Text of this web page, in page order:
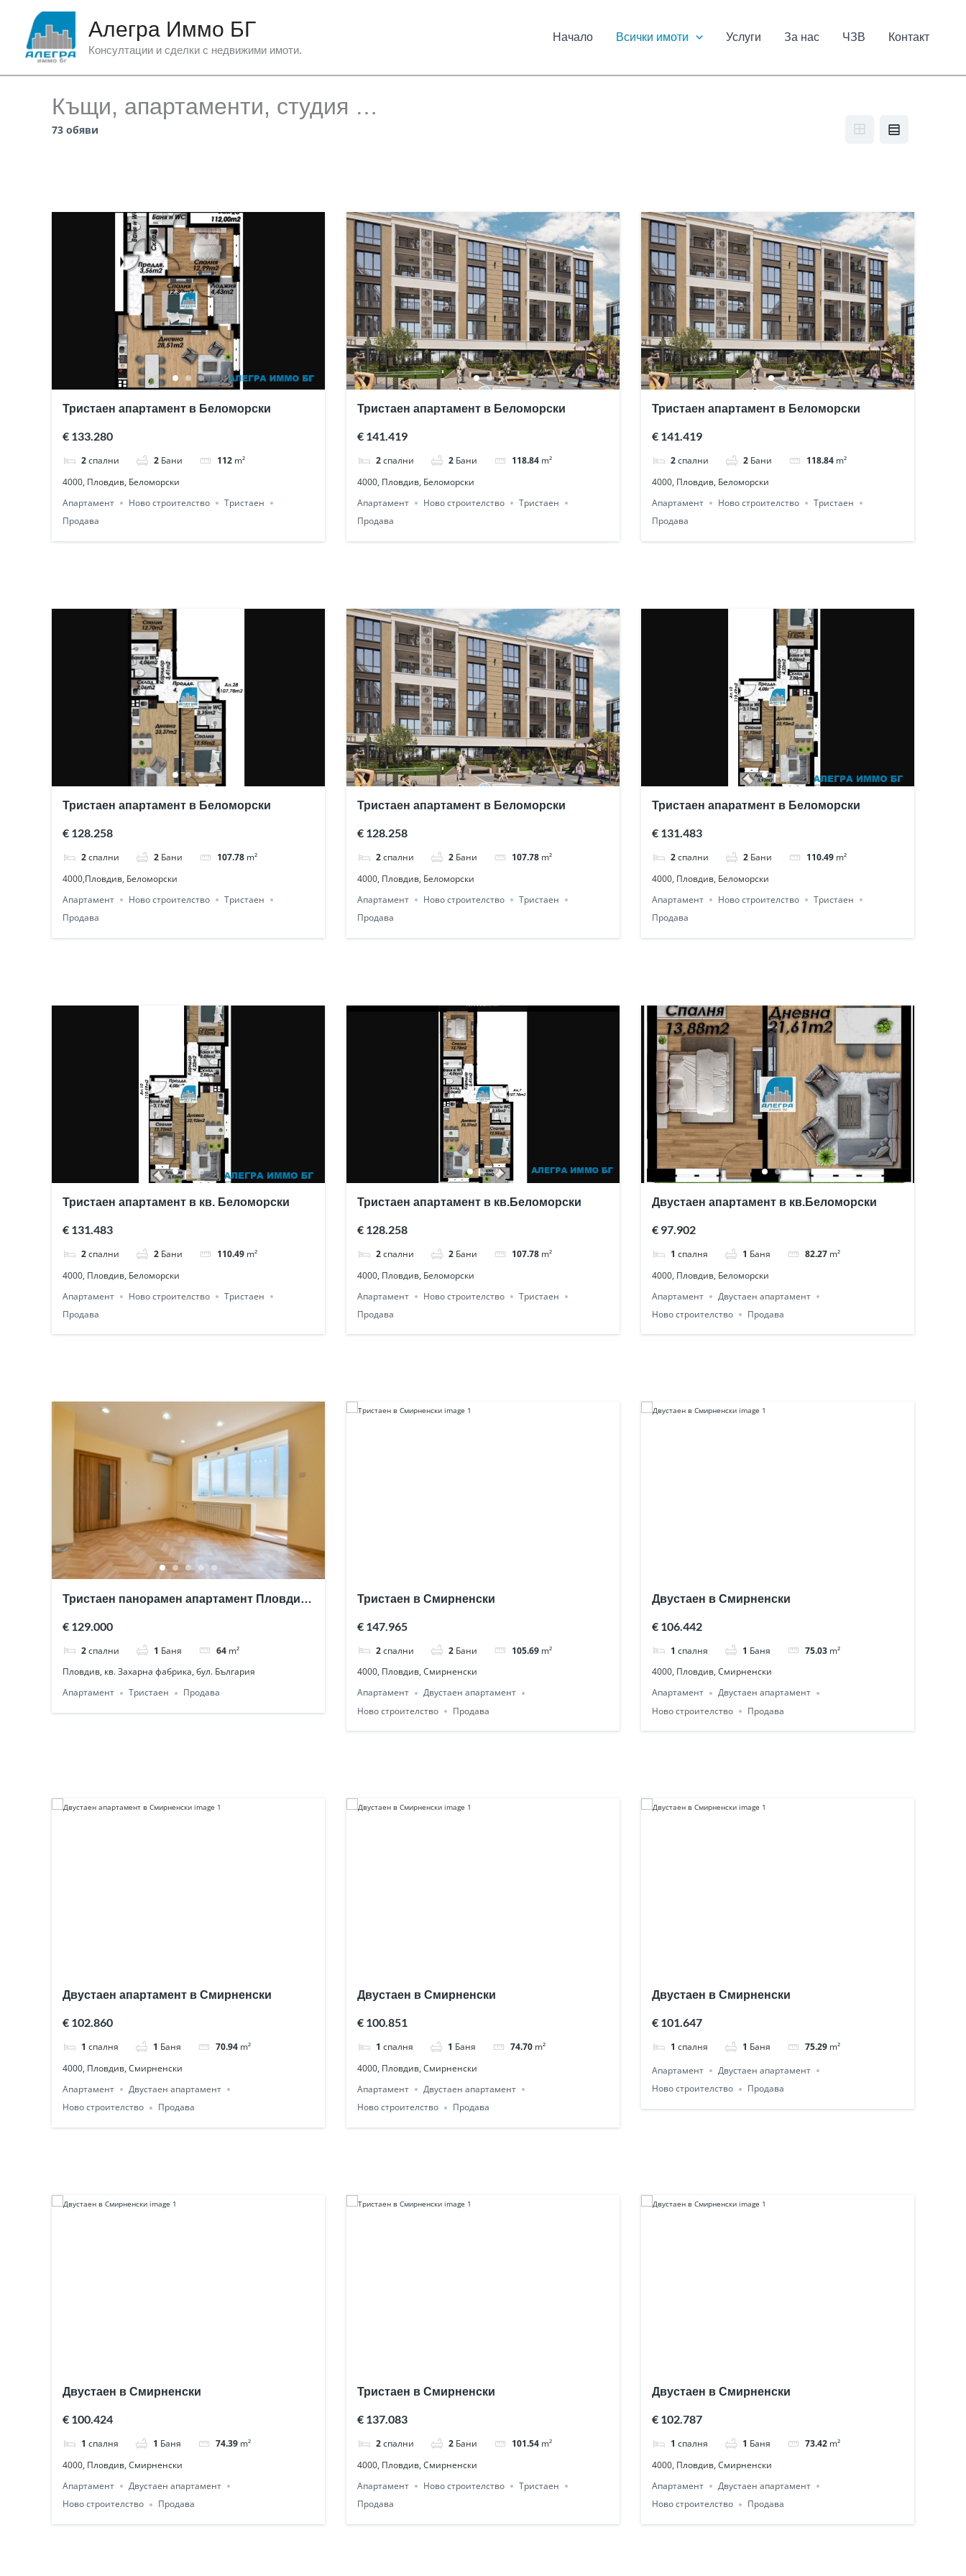
content
Алегра Иммо БГ
Консултации и сделки с недвижими имоти.
Начало Всички имоти Услуги За нас ЧЗВ Контакт
Къщи, апартаменти, студия …
73 обяви
Тристаен апартамент в Беломорски
€ 133.280
2спални 2 Бани 112 m²
4000, Пловдив, Беломорски
Апартамент
Ново строителство
Тристаен
Продава
Тристаен апартамент в Беломорски
€ 141.419
2спални 2 Бани 118.84 m²
4000, Пловдив, Беломорски
Апартамент
Ново строителство
Тристаен
Продава
Тристаен апартамент в Беломорски
€ 141.419
2спални 2 Бани 118.84 m²
4000, Пловдив, Беломорски
Апартамент
Ново строителство
Тристаен
Продава
Тристаен апартамент в Беломорски
€ 128.258
2спални 2 Бани 107.78 m²
4000,Пловдив, Беломорски
Апартамент
Ново строителство
Тристаен
Продава
Тристаен апартамент в Беломорски
€ 128.258
2спални 2 Бани 107.78 m²
4000, Пловдив, Беломорски
Апартамент
Ново строителство
Тристаен
Продава
Тристаен апаратмент в Беломорски
€ 131.483
2спални 2 Бани 110.49 m²
4000, Пловдив, Беломорски
Апартамент
Ново строителство
Тристаен
Продава
Тристаен апартамент в кв. Беломорски
€ 131.483
2спални 2 Бани 110.49 m²
4000, Пловдив, Беломорски
Апартамент
Ново строителство
Тристаен
Продава
Тристаен апартамент в кв.Беломорски
€ 128.258
2спални 2 Бани 107.78 m²
4000, Пловдив, Беломорски
Апартамент
Ново строителство
Тристаен
Продава
Двустаен апартамент в кв.Беломорски
€ 97.902
1 спалня 1 Баня 82.27 m²
4000, Пловдив, Беломорски
Апартамент
Двустаен апартамент
Ново строителство
Продава
Тристаен панорамен апартамент Пловдив
€ 129.000
2спални 1 Баня 64 m²
Пловдив, кв. Захарна фабрика, бул. България
Апартамент
Тристаен Продава
Тристаен в Смирненски
€ 147.965
2спални 2 Бани 105.69 m²
4000, Пловдив, Смирненски
Апартамент
Двустаен апартамент
Ново строителство
Продава
Двустаен в Смирненски
€ 106.442
1 спалня 1 Баня 75.03 m²
4000, Пловдив, Смирненски
Апартамент
Двустаен апартамент
Ново строителство
Продава
Двустаен апартамент в Смирненски
€ 102.860
1 спалня 1 Баня 70.94 m²
4000, Пловдив, Смирненски
Апартамент
Двустаен апартамент
Ново строителство
Продава
Двустаен в Смирненски
€ 100.851
1 спалня 1 Баня 74.70 m²
4000, Пловдив, Смирненски
Апартамент
Двустаен апартамент
Ново строителство
Продава
Двустаен в Смирненски
€ 101.647
1 спалня 1 Баня 75.29 m²
Апартамент
Двустаен апартамент
Ново строителство
Продава
Двустаен в Смирненски
€ 100.424
1 спалня 1 Баня 74.39 m²
4000, Пловдив, Смирненски
Апартамент
Двустаен апартамент
Ново строителство
Продава
Тристаен в Смирненски
€ 137.083
2спални 2 Бани 101.54 m²
4000, Пловдив, Смирненски
Апартамент
Ново строителство
Тристаен
Продава
Двустаен в Смирненски
€ 102.787
1 спалня 1 Баня 73.42 m²
4000, Пловдив, Смирненски
Апартамент
Двустаен апартамент
Ново строителство
Продава